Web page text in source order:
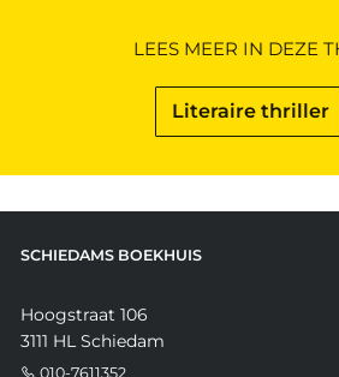
Literaire thriller
LEES MEER IN DEZE
SCHIEDAMS BOEKHUIS
Hoogstraat 106
3111 HL Schiedam
010-7611352